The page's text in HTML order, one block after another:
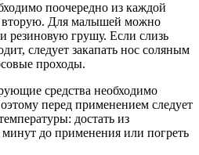
поочередно из каждой
вторую. Для малышей можно
резиновую грушу. Если слизь
следует закапать нос соляным
проходы.
средства необходимо
перед применением следует
достать из
минут до применения или погреть